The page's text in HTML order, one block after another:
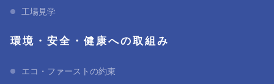
工場見学
環境・安全・健康への取組み
エコ・ファーストの約束